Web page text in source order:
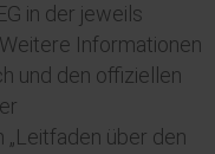
in der jeweils
Informationen
und den offiziellen
über den